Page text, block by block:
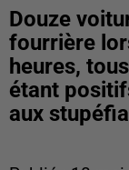
Douze
fourrière
heures,
étant
aux